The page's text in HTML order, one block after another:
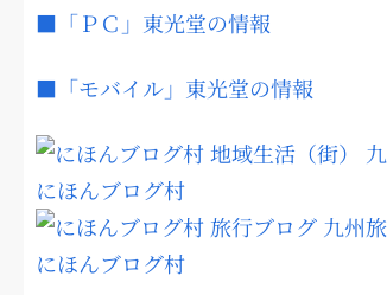
■「ＰＣ」東光堂の情報
■「モバイル」東光堂の情報
にほんブログ村
にほんブログ村